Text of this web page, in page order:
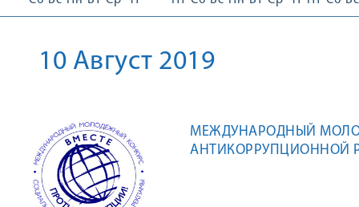
10 Август 2019
МЕЖДУНАРОДНЫЙ
АНТИКОРРУПЦИОННОЙ